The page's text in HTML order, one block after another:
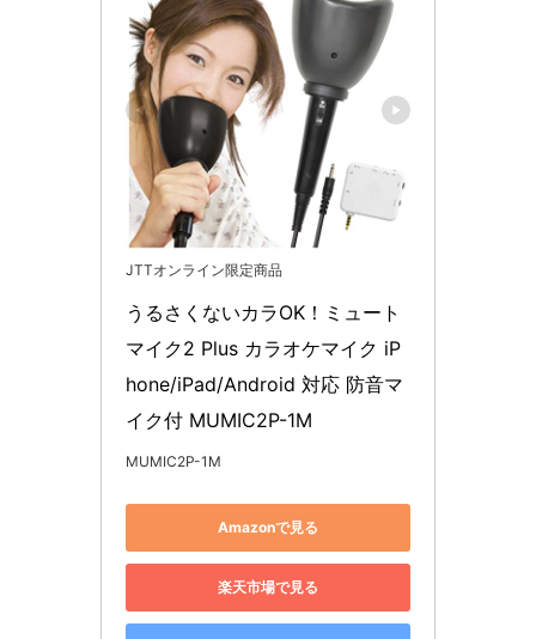
JTTオンライン限定商品
うるさくないカラOK！ミュート
マイク2 Plus カラオケマイク iP
hone/iPad/Android 対応 防音マ
イク付 MUMIC2P-1M
MUMIC2P-1M
Amazonで見る
楽天市場で見る